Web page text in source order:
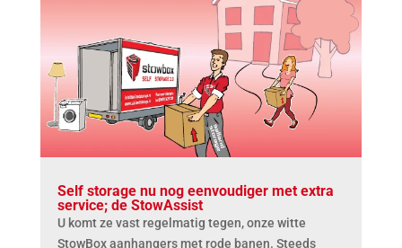
Self storage nu nog eenvoudiger met extra
service; de StowAssist
U komt ze vast regelmatig tegen, onze witte
StowBox aanhangers met rode banen. Steeds